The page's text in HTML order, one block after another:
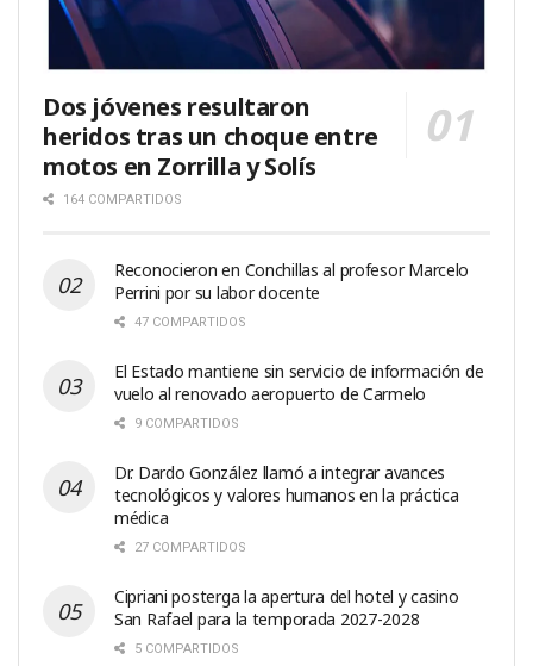
Dos jóvenes resultaron
heridos tras un choque entre
motos en Zorrilla y Solís
164 COMPARTIDOS
Reconocieron en Conchillas al profesor Marcelo
Perrini por su labor docente
47 COMPARTIDOS
El Estado mantiene sin servicio de información de
vuelo al renovado aeropuerto de Carmelo
9 COMPARTIDOS
Dr. Dardo González llamó a integrar avances
tecnológicos y valores humanos en la práctica
médica
27 COMPARTIDOS
Cipriani posterga la apertura del hotel y casino
San Rafael para la temporada 2027-2028
5 COMPARTIDOS